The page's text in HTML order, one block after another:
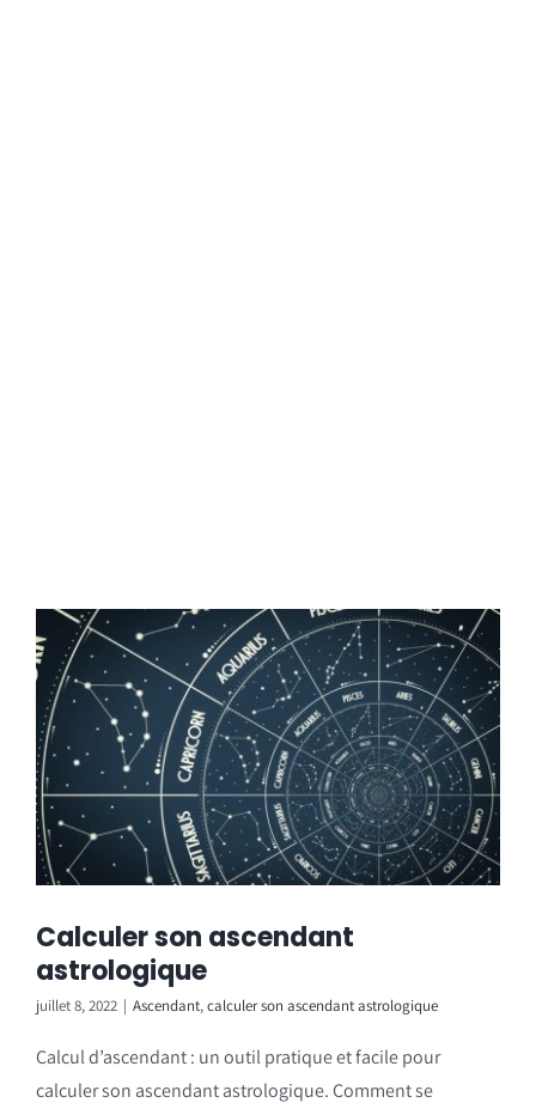
Calculer son ascendant
astrologique
juillet 8, 2022 | Ascendant,calculer son ascendant astrologique
Calcul d’ascendant : un outil pratique et facile pour
calculer son ascendant astrologique. Comment se